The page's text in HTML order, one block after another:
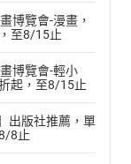
博覽會-漫畫，
至8/15止
博覽會-輕小
起，至8/15止
出版社推薦，單
8止